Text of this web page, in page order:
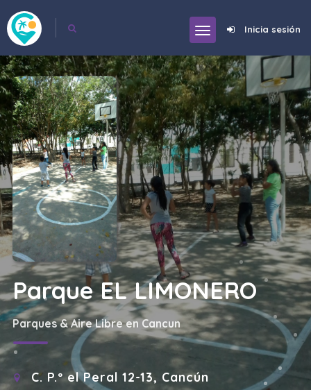
Inicia sesión
Parque EL LIMONERO
Parques & Aire Libre en Cancun
C. P.º el Peral 12-13, Cancún